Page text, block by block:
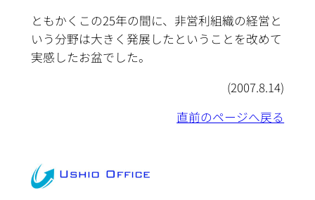
ともかくこの25年の間に、非営利組織の経営と
いう分野は大きく発展したということを改めて
実感したお盆でした。
(2007.8.14)
直前のページへ戻る